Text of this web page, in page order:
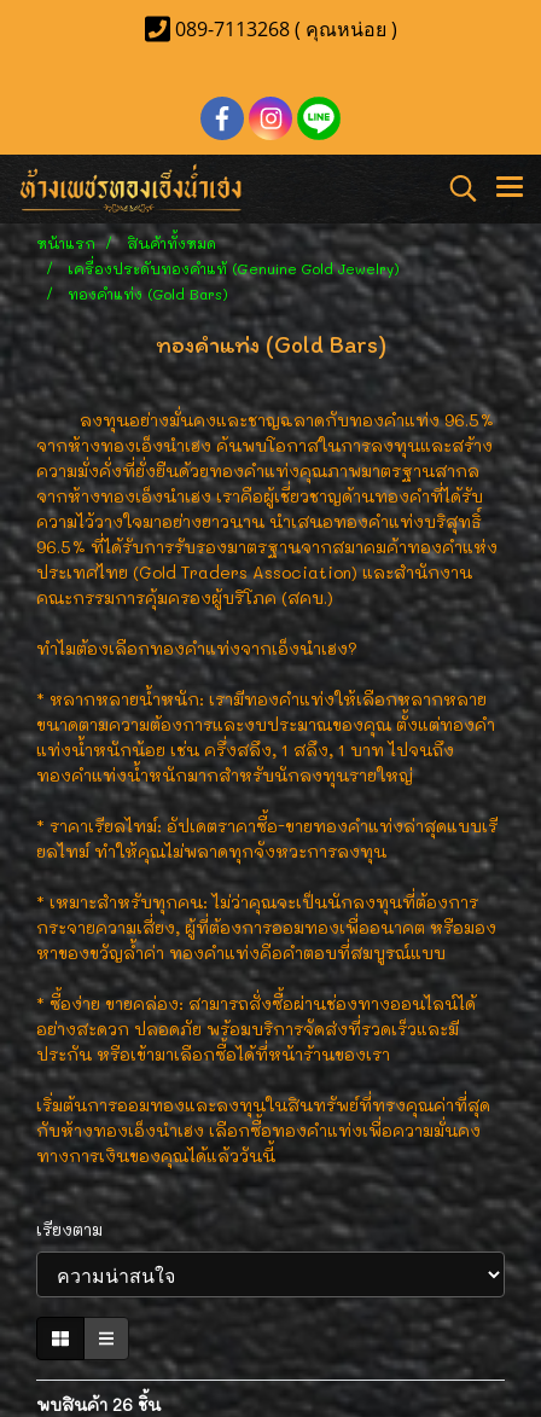
089-7113268 ( คุณหน่อย )
หน้าแรก
สินค้าทั้งหมด
เครื่องประดับทองคำแท้ (Genuine Gold Jewelry)
ทองคำแท่ง (Gold Bars)
ทองคำแท่ง (Gold Bars)
ลงทุนอย่างมั่นคงและชาญฉลาดกับทองคำแท่ง 96.5%
จากห้างทองเอ็งนำเฮงค้นพบโอกาสในการลงทุนและสร้าง
ความมั่งคั่งที่ยั่งยืนด้วยทองคำแท่งคุณภาพมาตรฐานสากล
จากห้างทองเอ็งนำเฮง เราคือผู้เชี่ยวชาญด้านทองคำที่ได้รับ
ความไว้วางใจมาอย่างยาวนาน นำเสนอทองคำแท่งบริสุทธิ์
96.5% ที่ได้รับการรับรองมาตรฐานจากสมาคมค้าทองคำแห่ง
ประเทศไทย (Gold Traders Association) และสำนักงาน
คณะกรรมการคุ้มครองผู้บริโภค (สคบ.)
ทำไมต้องเลือกทองคำแท่งจากเอ็งนำเฮง?
* หลากหลายน้ำหนัก: เรามีทองคำแท่งให้เลือกหลากหลาย
ขนาดตามความต้องการและงบประมาณของคุณ ตั้งแต่ทองคำ
แท่งน้ำหนักน้อย เช่น ครึ่งสลึง, 1 สลึง, 1 บาท ไปจนถึง
ทองคำแท่งน้ำหนักมากสำหรับนักลงทุนรายใหญ่
* ราคาเรียลไทม์: อัปเดตราคาซื้อ-ขายทองคำแท่งล่าสุดแบบเรี
ยลไทม์ ทำให้คุณไม่พลาดทุกจังหวะการลงทุน
* เหมาะสำหรับทุกคน: ไม่ว่าคุณจะเป็นนักลงทุนที่ต้องการ
กระจายความเสี่ยง, ผู้ที่ต้องการออมทองเพื่ออนาคต หรือมอง
หาของขวัญล้ำค่า ทองคำแท่งคือคำตอบที่สมบูรณ์แบบ
* ซื้อง่าย ขายคล่อง: สามารถสั่งซื้อผ่านช่องทางออนไลน์ได้
อย่างสะดวก ปลอดภัย พร้อมบริการจัดส่งที่รวดเร็วและมี
ประกัน หรือเข้ามาเลือกซื้อได้ที่หน้าร้านของเรา
เริ่มต้นการออมทองและลงทุนในสินทรัพย์ที่ทรงคุณค่าที่สุด
กับห้างทองเอ็งนำเฮง เลือกซื้อทองคำแท่งเพื่อความมั่นคง
ทางการเงินของคุณได้แล้ววันนี้
เรียงตาม
พบสินค้า 26 ชิ้น